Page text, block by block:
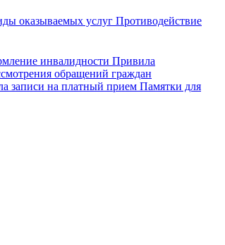
оказываемых услуг Противодействие
инвалидности Привила
обращений граждан
записи на платный прием Памятки для